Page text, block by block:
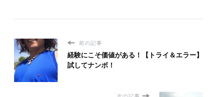
前の記事
経験にこそ価値がある！【トライ＆エラー】
試してナンボ！